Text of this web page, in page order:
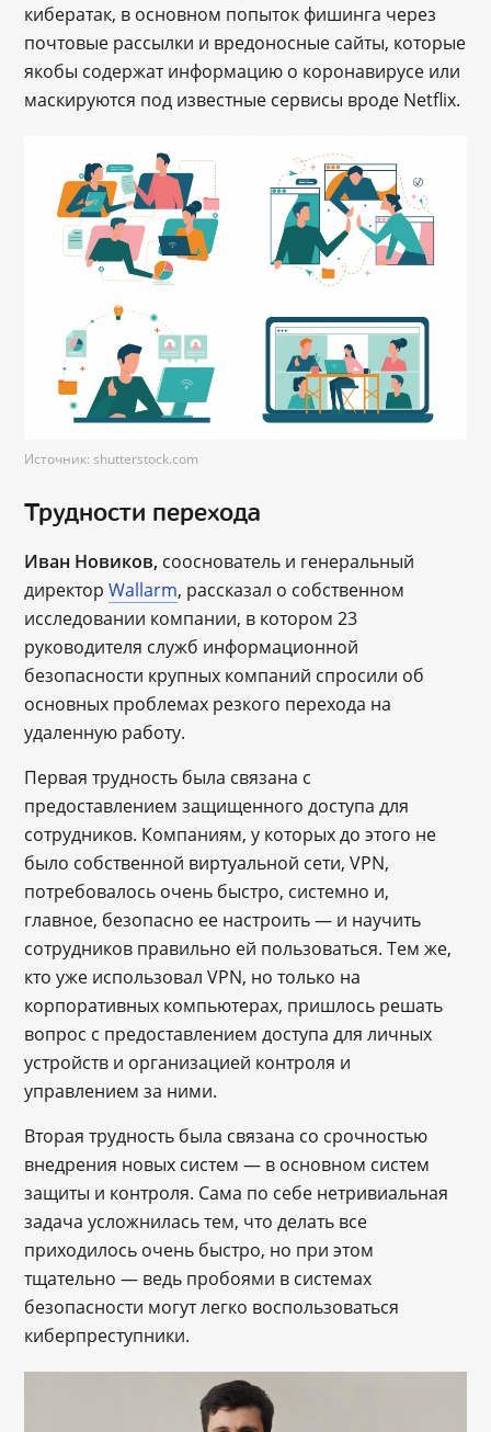
кибератак, в основном попыток фишинга через
почтовые рассылки и вредоносные сайты, которые
якобы содержат информацию о коронавирусе или
маскируются под известные сервисы вроде Netflix.
Источник: shutterstock.com
Трудности перехода
Иван Новиков, сооснователь и генеральный
директорWallarm, рассказал о собственном
исследовании компании, в котором 23
руководителя служб информационной
безопасности крупных компаний спросили об
основных проблемах резкого перехода на
удаленную работу.
Первая трудность была связана с
предоставлением защищенного доступа для
сотрудников. Компаниям, у которых до этого не
было собственной виртуальной сети, VPN,
потребовалось очень быстро, системно и,
главное, безопасно ее настроить — и научить
сотрудников правильно ей пользоваться. Тем же,
кто уже использовал VPN, но только на
корпоративных компьютерах, пришлось решать
вопрос с предоставлением доступа для личных
устройств и организацией контроля и
управлением за ними.
Вторая трудность была связана со срочностью
внедрения новых систем — в основном систем
защиты и контроля. Сама по себе нетривиальная
задача усложнилась тем, что делать все
приходилось очень быстро, но при этом
тщательно — ведь пробоями в системах
безопасности могут легко воспользоваться
киберпреступники.